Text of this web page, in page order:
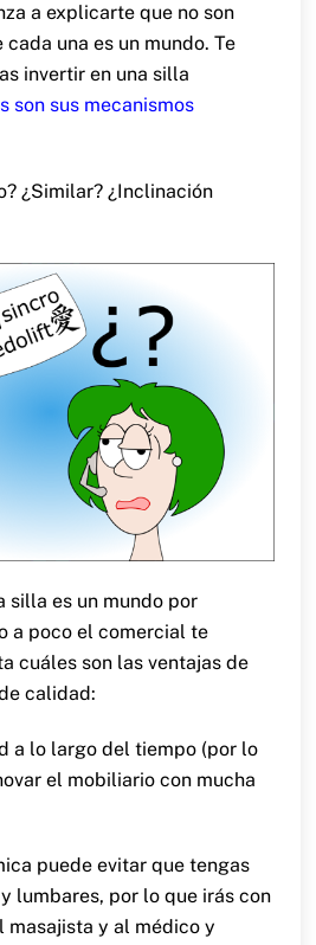
a explicarte que no son
una es un mundo. Te
invertir en una silla
son sus mecanismos
¿Similar? ¿Inclinación
silla es un mundo por
a poco el comercial te
cuáles son las ventajas de
calidad:
a lo largo del tiempo (por lo
el mobiliario con mucha
puede evitar que tengas
lumbares, por lo que irás con
masajista y al médico y